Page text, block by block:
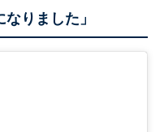
りました」